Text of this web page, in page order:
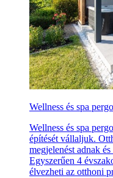
Wellness és spa
Wellness és spa
építését vállaljuk.
megjelenést adnak
Egyszerűen 4
élvezheti az otthoni